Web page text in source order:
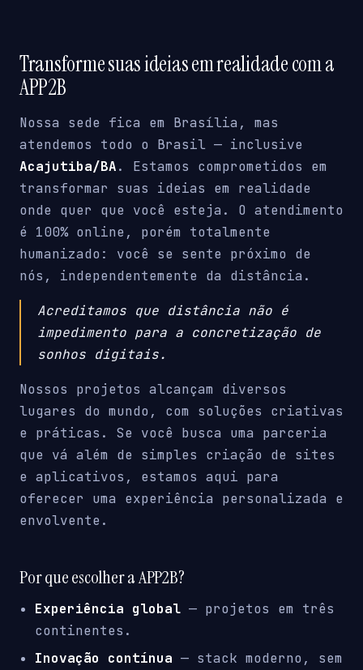
Transforme suas ideias em realidade com a
APP2B
Nossa sede fica em Brasília, mas
atendemos todo o Brasil — inclusive
Acajutiba/BA. Estamos comprometidos em
transformar suas ideias em realidade
onde quer que você esteja. O atendimento
é 100% online, porém totalmente
humanizado: você se sente próximo de
nós, independentemente da distância.
Acreditamos que distância não é
impedimento para a concretização de
sonhos digitais.
Nossos projetos alcançam diversos
lugares do mundo, com soluções criativas
e práticas. Se você busca uma parceria
que vá além de simples criação de sites
e aplicativos, estamos aqui para
oferecer uma experiência personalizada e
envolvente.
Por que escolher a APP2B?
Experiência global — projetos em três
continentes.
Inovação contínua — stack moderno, sem